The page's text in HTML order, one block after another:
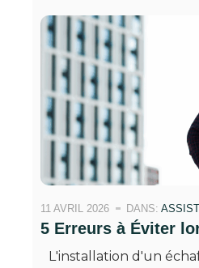
11 AVRIL 2026 DANS:
5 Erreurs à Éviter
L'installation d'un